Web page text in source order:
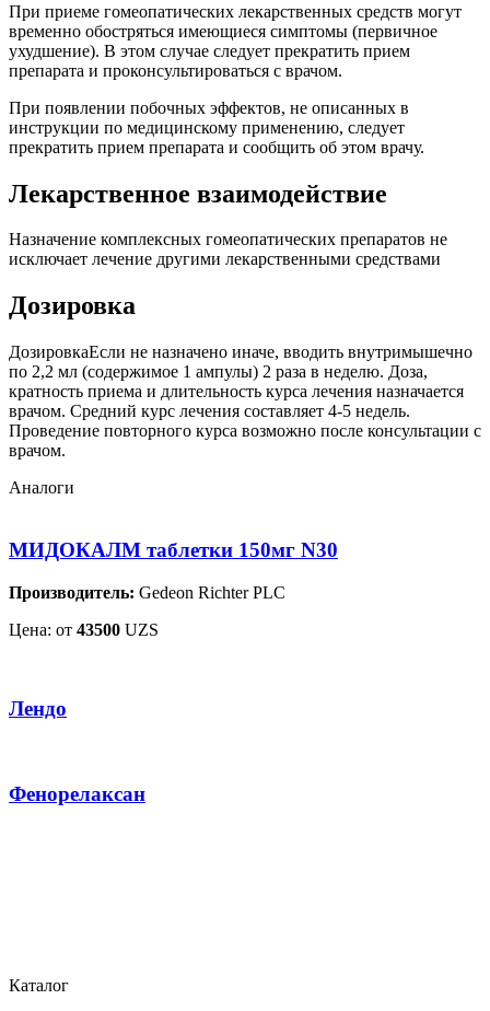
При приеме гомеопатических лекарственных средств могут
временно обостряться имеющиеся симптомы (первичное
ухудшение). В этом случае следует прекратить прием
препарата и проконсультироваться с врачом.
При появлении побочных эффектов, не описанных в
инструкции по медицинскому применению, следует
прекратить прием препарата и сообщить об этом врачу.
Лекарственное взаимодействие
Назначение комплексных гомеопатических препаратов не
исключает лечение другими лекарственными средствами
Дозировка
ДозировкаЕсли не назначено иначе, вводить внутримышечно
по 2,2 мл (содержимое 1 ампулы) 2 раза в неделю. Доза,
кратность приема и длительность курса лечения назначается
врачом. Средний курс лечения составляет 4-5 недель.
Проведение повторного курса возможно после консультации с
врачом.
Аналоги
МИДОКАЛМ таблетки 150мг N30
Производитель: Gedeon Richter PLC
Цена: от 43500 UZS
Лендо
Фенорелаксан
Каталог